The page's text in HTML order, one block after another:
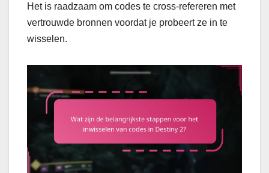
Het is raadzaam om codes te cross-refereren met
vertrouwde bronnen voordat je probeert ze in te
wisselen.